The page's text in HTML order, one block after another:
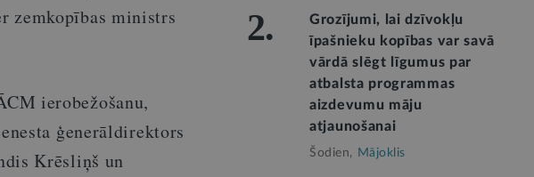
zemkopības ministrs
ierobežošanu,
ģenerāldirektors
Krēsliņš un
2.
Grozījumi, lai dzīvokļu
īpašnieku kopības var savā
vārdā slēgt līgumus par
atbalsta programmas
aizdevumu māju
atjaunošanai
Šodien, Mājoklis